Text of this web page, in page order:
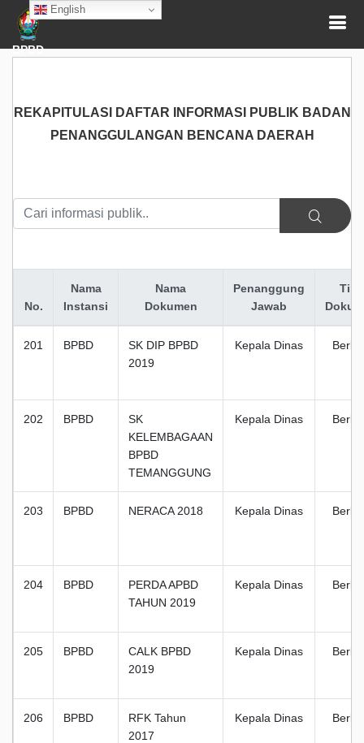
English
BPBD
REKAPITULASI DAFTAR INFORMASI PUBLIK BADAN
PENANGGULANGAN BENCANA DAERAH
No.
Nama
Instansi
Nama
Dokumen
Penanggung
Jawab
Tipe
201 BPBD
SK DIP BPBD
2019
Kepala Dinas
202 BPBD
SK
KELEMBAGAAN
BPBD
TEMANGGUNG
Kepala Dinas
203 BPBD NERACA 2018 Kepala Dinas
204 BPBD
PERDA APBD
TAHUN 2019
Kepala Dinas
205 BPBD
CALK BPBD
2019
Kepala Dinas
206 BPBD
RFK Tahun
2017
Kepala Dinas